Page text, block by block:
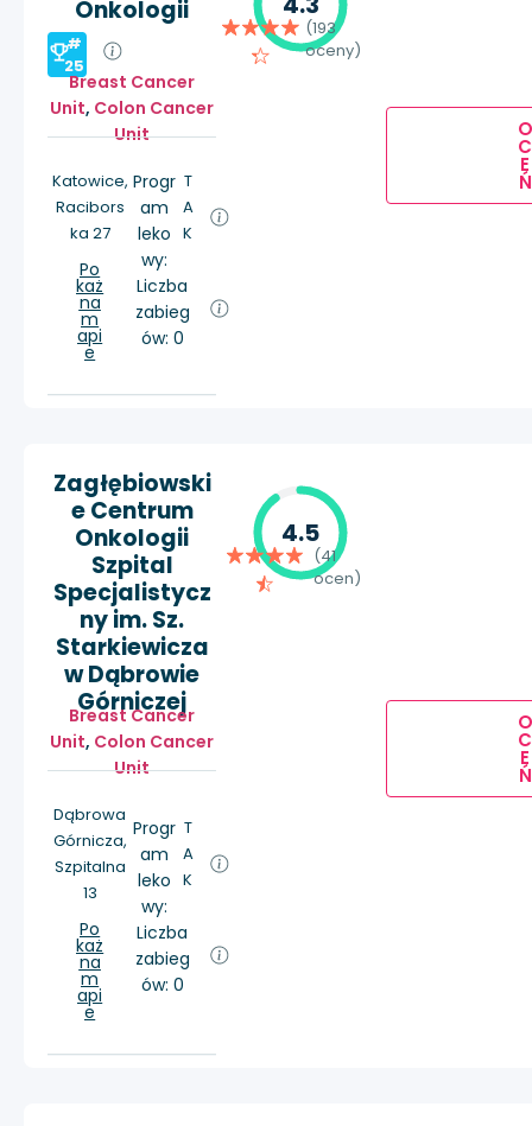
Onkologii
#
25
Breast Cancer
Unit, Colon Cancer
Unit
Katowice,
Racibors
ka 27
Po
każ
na
m
api
e
Progr
am
leko
wy:
T
A
K
Liczba
zabieg
ów: 0
(193
oceny)
O
C
E
Ń
Zagłębiowski
e Centrum
Onkologii
Szpital
Specjalistycz
ny im. Sz.
Starkiewicza
w Dąbrowie
Górniczej
Breast Cancer
Unit, Colon Cancer
Unit
Dąbrowa
Górnicza,
Szpitalna
13
Po
każ
na
m
api
e
Progr
am
leko
wy:
T
A
K
Liczba
zabieg
ów: 0
4.5
(41
ocen)
O
C
E
Ń